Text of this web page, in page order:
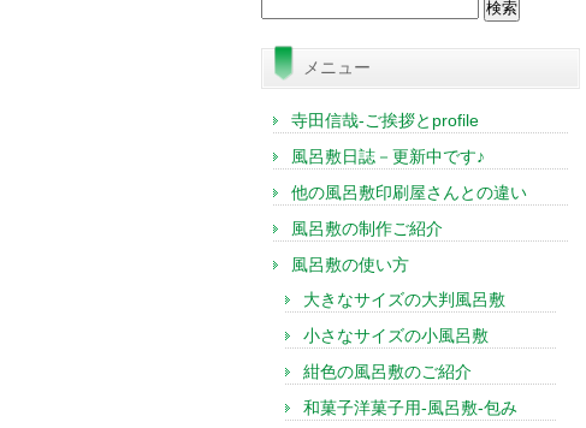
メニュー
寺田信哉-ご挨拶とprofile
風呂敷日誌－更新中です♪
他の風呂敷印刷屋さんとの違い
風呂敷の制作ご紹介
風呂敷の使い方
大きなサイズの大判風呂敷
小さなサイズの小風呂敷
紺色の風呂敷のご紹介
和菓子洋菓子用-風呂敷-包み